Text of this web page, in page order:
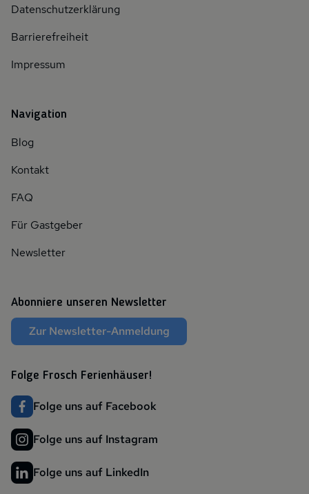
Datenschutzerklärung
Barrierefreiheit
Impressum
Navigation
Blog
Kontakt
FAQ
Für Gastgeber
Newsletter
Abonniere unseren Newsletter
Zur Newsletter-Anmeldung
Folge Frosch Ferienhäuser!
Folge uns auf Facebook
Folge uns auf Instagram
Folge uns auf LinkedIn